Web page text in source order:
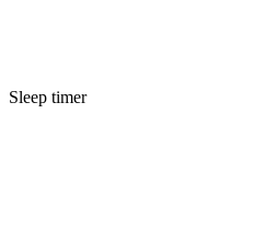
Sleep timer